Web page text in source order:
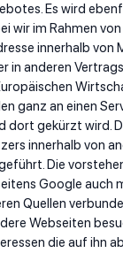
Es wird
wir im Rahmen
innerhalb von
in anderen
ganz an einen
dort gekürzt wird.
innerhalb von
Die
Google auch
Quellen
Webseiten
die auf ihn